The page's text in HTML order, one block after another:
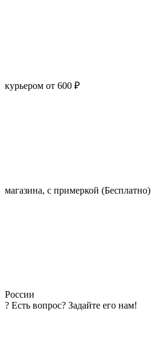
курьером от 600 ₽
магазина, с примеркой (Бесплатно)
России
? Есть вопрос? Задайте его нам!